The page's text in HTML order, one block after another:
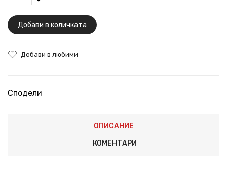
Добави в количката
Добави в любими
Сподели
ОПИСАНИЕ
КОМЕНТАРИ